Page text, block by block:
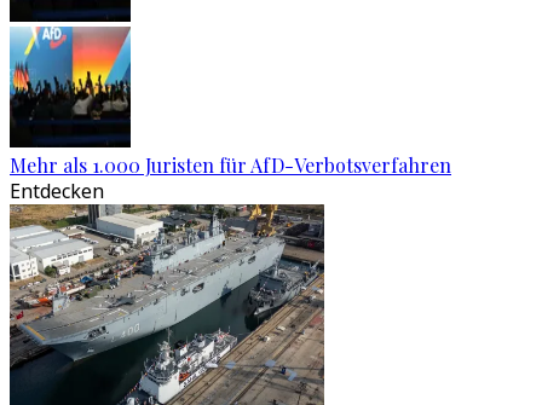
Mehr als 1.000 Juristen für AfD-Verbotsverfahren
Entdecken